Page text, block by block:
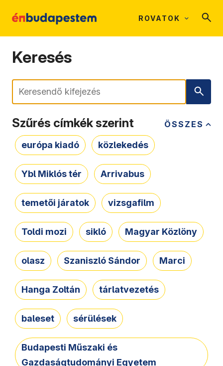
ROVATOK
Keresés
Keresés
ÖSSZES
Szűrés címkék szerint
európa kiadó közlekedés
Ybl Miklós tér Arrivabus
temetői járatok vizsgafilm
Toldi mozi sikló Magyar Közlöny
olasz Szaniszló Sándor Marci
Hanga Zoltán tárlatvezetés
baleset sérülések
Budapesti Műszaki és
Gazdaságtudományi Egyetem